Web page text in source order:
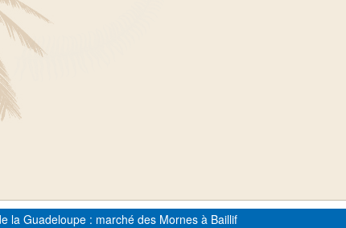
la Guadeloupe : marché des Mornes à Baillif